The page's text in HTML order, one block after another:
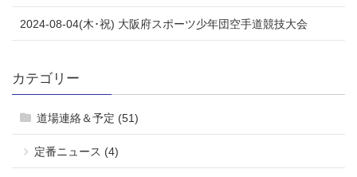
2024-08-04(木･祝) 大阪府スポーツ少年団空手道競技大会
カテゴリー
道場連絡＆予定 (51)
定番ニュース (4)